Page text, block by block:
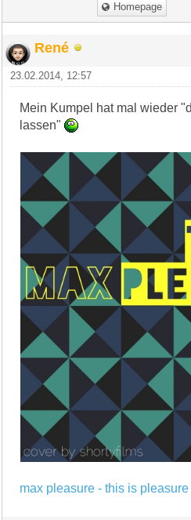
Homepage
René
23.02.2014, 12:57
Mein Kumpel hat mal wieder
lassen"
max pleasure - this is pleasure